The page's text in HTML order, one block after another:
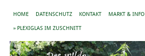
HOME DATENSCHUTZ KONTAKT MARKT & INFO
» PLEXIGLAS IM ZUSCHNITT